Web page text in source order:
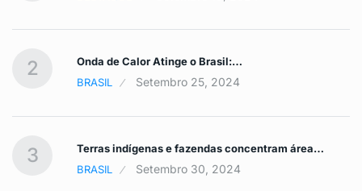
2
Onda de Calor Atinge o Brasil:…
BRASIL
Setembro 25, 2024
3
Terras indígenas e fazendas concentram área…
BRASIL
Setembro 30, 2024